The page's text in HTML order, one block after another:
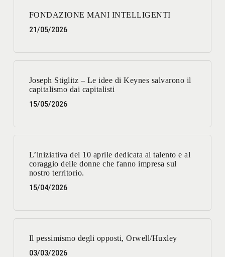
FONDAZIONE MANI INTELLIGENTI
21/05/2026
Joseph Stiglitz – Le idee di Keynes salvarono il
capitalismo dai capitalisti
15/05/2026
L’iniziativa del 10 aprile dedicata al talento e al
coraggio delle donne che fanno impresa sul
nostro territorio.
15/04/2026
Il pessimismo degli opposti, Orwell/Huxley
03/03/2026